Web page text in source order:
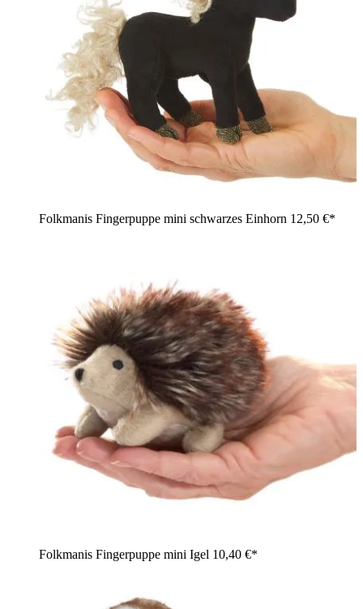
Folkmanis Fingerpuppe mini schwarzes Einhorn 12,50 €*
Folkmanis Fingerpuppe mini Igel 10,40 €*